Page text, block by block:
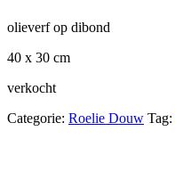
olieverf op dibond
40 x 30 cm
verkocht
Categorie: Roelie Douw Tag: